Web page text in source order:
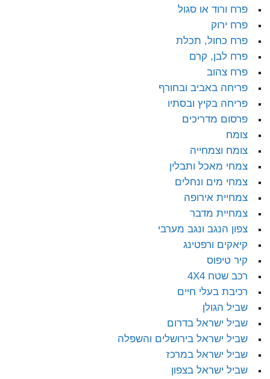
פרח ורוד או סגול
פרח ירוק
פרח כחול, תכלת
פרח לבן, קרם
פרח צהוב
פריחה באביב ובחורף
פריחה בקיץ ובסתיו
פרסום מדריכים
צומח
צומח וצמחייה
צמחי מאכל ותבלין
צמחי מים ונחלים
צמחיית אירופה
צמחיית מדבר
צפון הנגב ונגב מערבי
קיאקים ורפטינג
קיר טיפוס
רכב שטח 4X4
רכיבת בעלי חיים
שביל הגולן
שביל ישראל בדרום
שביל ישראל בירושלים והשפלה
שביל ישראל במרכז
שביל ישראל בצפון